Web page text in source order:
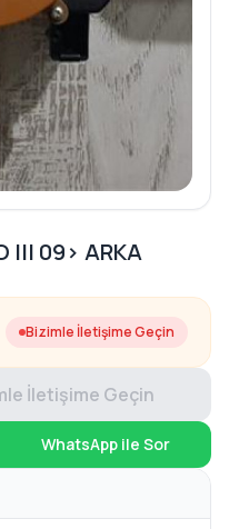
III 09> ARKA
Bizimle İletişime Geçin
İletişime Geçin
WhatsApp ile Sor